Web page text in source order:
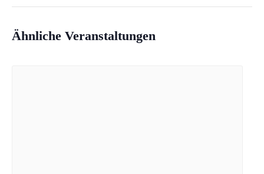
Ähnliche Veranstaltungen